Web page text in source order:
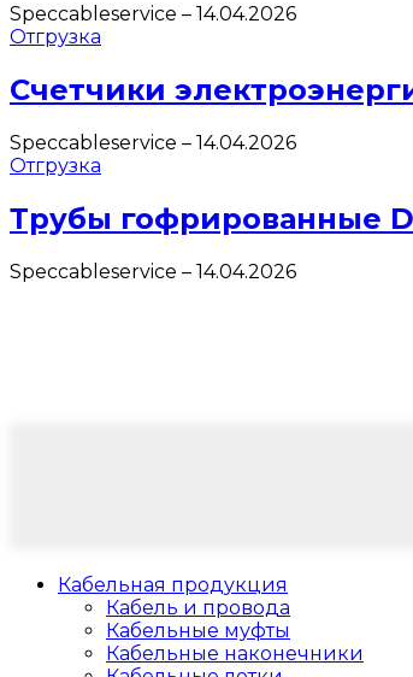
Speccableservice – 14.04.2026
Отгрузка
Счетчики
Speccableservice – 14.04.2026
Отгрузка
Трубы гофрированные
Speccableservice – 14.04.2026
Кабельная продукция
Кабель и провода
Кабельные муфты
Кабельные наконечники